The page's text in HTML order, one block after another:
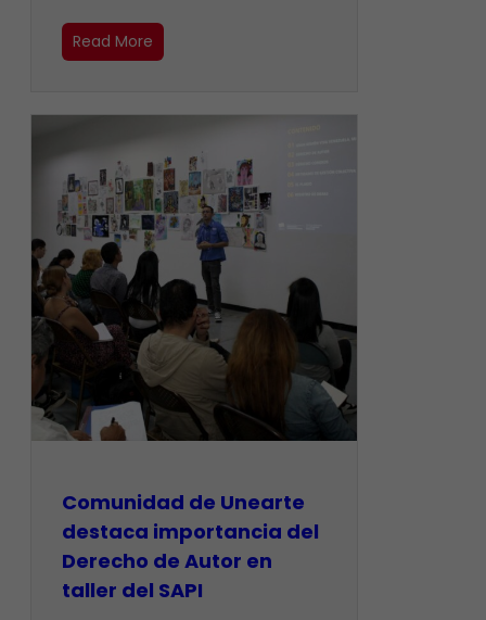
Read More
Comunidad de Unearte
destaca importancia del
Derecho de Autor en
taller del SAPI